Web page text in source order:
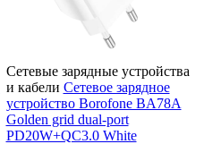
Сетевые зарядные устройства
и кабели Сетевое зарядное
устройство Borofone BA78A
Golden grid dual-port
PD20W+QC3.0 White